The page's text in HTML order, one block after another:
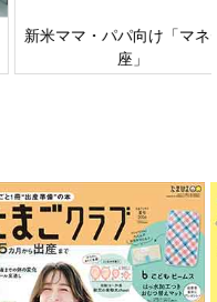
模索できたらと思いま
しょう」というふうに呼
う機会はあります。
てしやすいと感じます
ママ・パパ向け「マネー講